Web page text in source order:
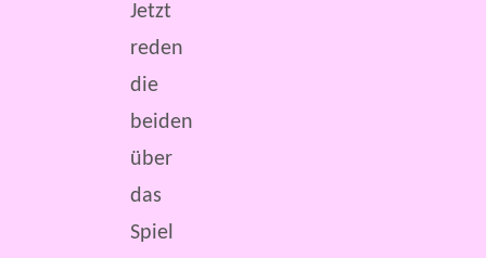
Jetzt
reden
die
beiden
über
das
Spiel